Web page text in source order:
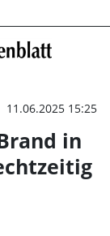
11.06.2025 15:25
in